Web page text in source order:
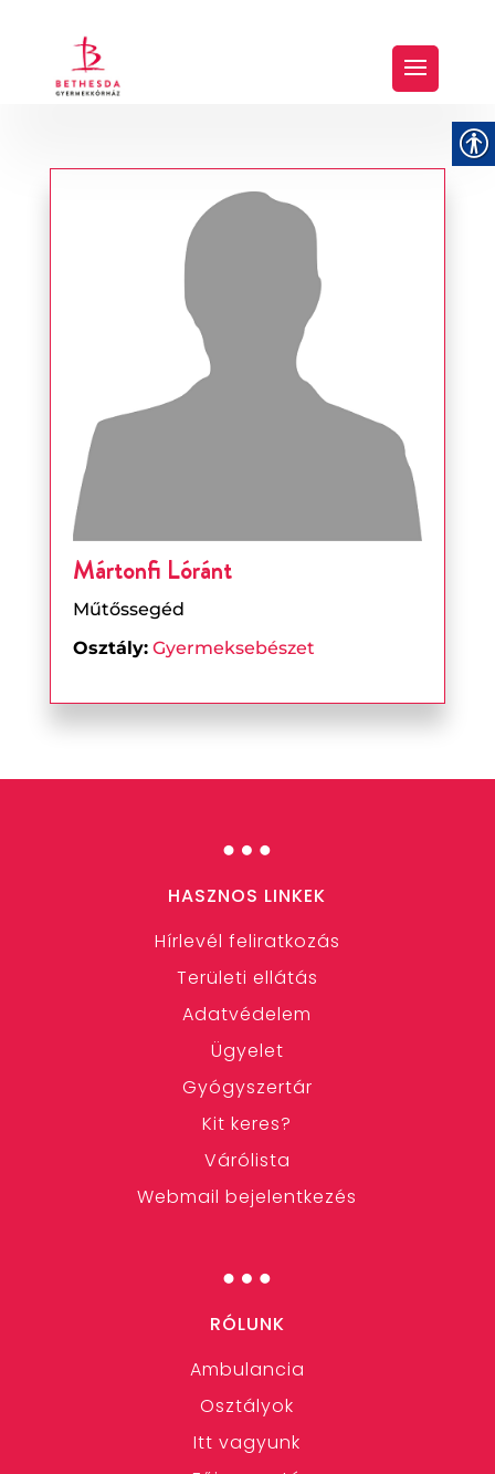
Mártonfi Lóránt
Műtőssegéd
Osztály: Gyermeksebészet
…
HASZNOS LINKEK
Hírlevél feliratkozás
Területi ellátás
Adatvédelem
Ügyelet
Gyógyszertár
Kit keres?
Várólista
Webmail bejelentkezés
…
RÓLUNK
Ambulancia
Osztályok
Itt vagyunk